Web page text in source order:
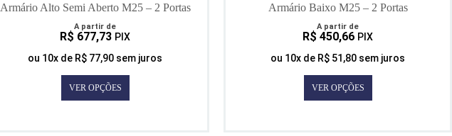
Armário Alto Semi Aberto M25 – 2 Portas
A partir de
R$ 677,73 PIX
ou 10x de R$ 77,90 sem juros
VER OPÇÕES
Armário Baixo M25 – 2 Portas
A partir de
R$ 450,66 PIX
ou 10x de R$ 51,80 sem juros
VER OPÇÕES